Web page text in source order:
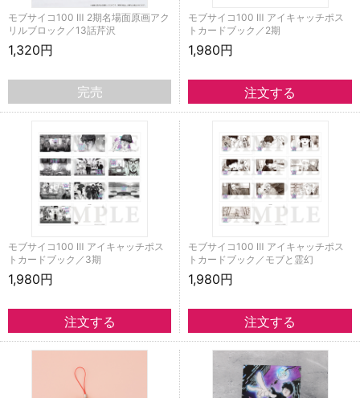
モブサイコ100 Ⅲ 2期名場面原画アク
リルブロック／13話芹沢
1,320円
完売
モブサイコ100 Ⅲ アイキャッチポス
トカードブック／2期
1,980円
モブサイコ100 Ⅲ アイキャッチポス
トカードブック／3期
1,980円
モブサイコ100 Ⅲ アイキャッチポス
トカードブック／モブと霊幻
1,980円